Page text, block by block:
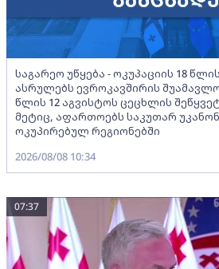
საგარეო უწყება - ოკუპაციის 18
ასრულებს ევროკავშირის
წლის 12 აგვისტოს ცეცხლის
მეტიც, აფართოებს საკუთარ
ოკუპირებულ რეგიონებში
2026/08/08 10:34
07:37